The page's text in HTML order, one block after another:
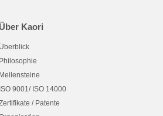
Über Kaori
Überblick
Philosophie
Meilensteine
ISO 9001/ ISO 14000
/ Patente